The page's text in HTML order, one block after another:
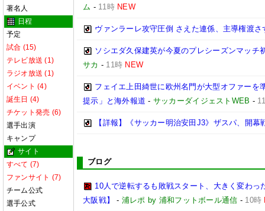
著名人
日程
予定
試合 (15)
テレビ放送 (1)
ラジオ放送 (1)
イベント (4)
誕生日 (4)
チケット発売 (6)
選手出演
キャンプ
サイト
すべて (7)
ファンサイト (7)
チーム公式
選手公式
ム - 11時 NEW
ヴァンラーレ攻守圧倒 さえた連係、主導権渡
ソシエダ久保建英が今夏のプレシーズンマッ
サカ - 11時 NEW
フェイエ上田綺世に欧州名門が大型オファーを
提示」と海外報道 - サッカーダイジェストWEB -
【詳報】《サッカー明治安田J3》ザスパ、開
ブログ
10人で逆転するも敗戦スタート、大きく変わ
大阪戦】
- 浦レポ by 浦和フットボール通信 - 10時